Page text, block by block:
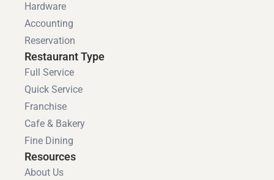
Hardware
Accounting
Reservation
Restaurant Type
Full Service
Quick Service
Franchise
Cafe & Bakery
Fine Dining
Resources
About Us